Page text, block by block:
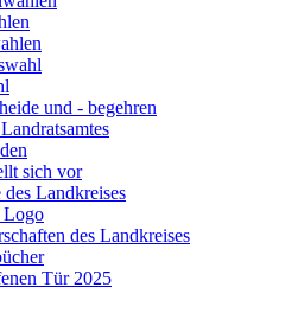
und - begehren
sich vor
des Landkreises
Logo
des Landkreises
Tür 2025